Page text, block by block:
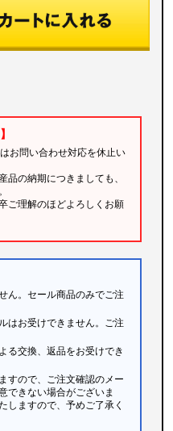
お問い合わせ対応を休止い
の納期につきましても、
ご理解のほどよろしくお願
ん。セール商品のみでご注
はお受けできません。ご注
る交換、返品をお受けでき
すので、ご注文確認のメー
できない場合がございま
しますので、予めご了承く